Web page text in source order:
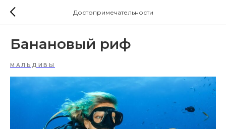
Достопримечательности
Банановый риф
МАЛЬДИВЫ